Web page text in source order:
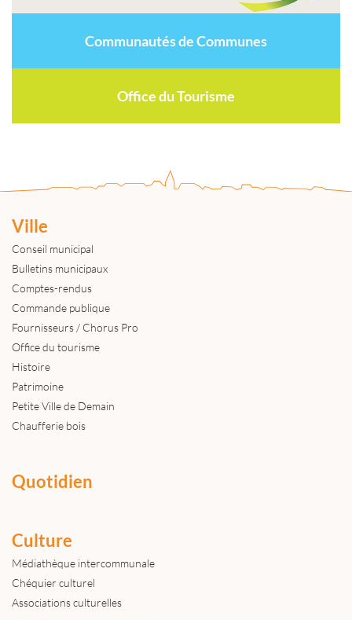
Communautés de Communes
Office du Tourisme
Ville
Conseil municipal
Bulletins municipaux
Comptes-rendus
Commande publique
Fournisseurs / Chorus Pro
Office du tourisme
Histoire
Patrimoine
Petite Ville de Demain
Chaufferie bois
Quotidien
Culture
Médiathèque intercommunale
Chéquier culturel
Associations culturelles